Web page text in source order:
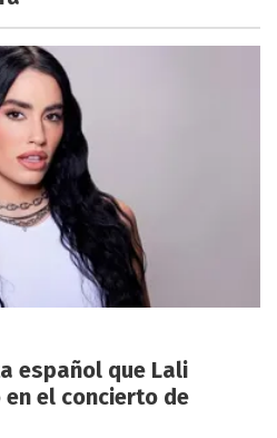
español que Lali
el concierto de